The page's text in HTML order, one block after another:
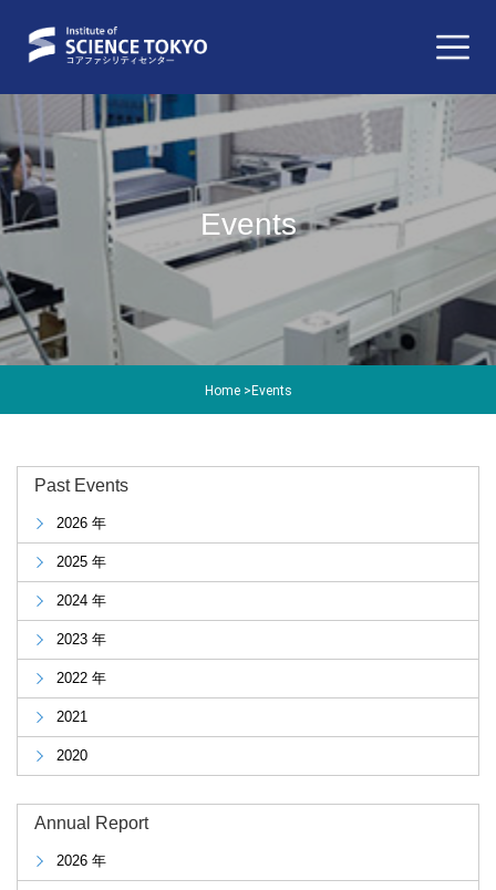
Home > Events
Events
Past Events
2026 年
2025 年
2024 年
2023 年
2022 年
2021
2020
Annual Report
2026 年